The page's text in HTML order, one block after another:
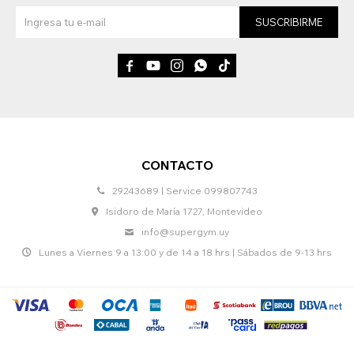
CONTACTO
29243689 | Service 099807743
Isidoro de María 1727, Montevideo
info@supergym.uy
Lunes a Viernes 9 a 13:00 y de 14 a 18 hrs | Sábados de 9-13 hrs
SUSCRIBIRME
    